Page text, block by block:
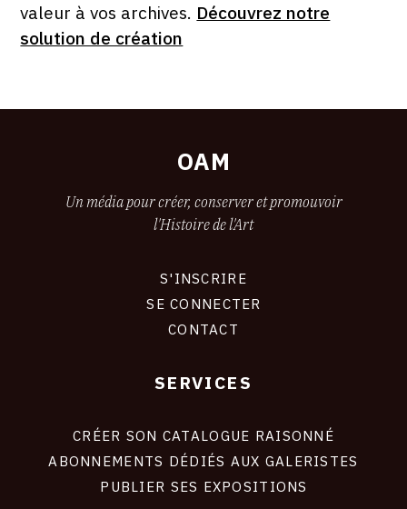
valeur à vos archives. Découvrez notre
solution de création
OAM
Un média pour créer, conserver et promouvoir
l'Histoire de l'Art
S'INSCRIRE
SE CONNECTER
CONTACT
SERVICES
CRÉER SON CATALOGUE RAISONNÉ
ABONNEMENTS DÉDIÉS AUX GALERISTES
PUBLIER SES EXPOSITIONS